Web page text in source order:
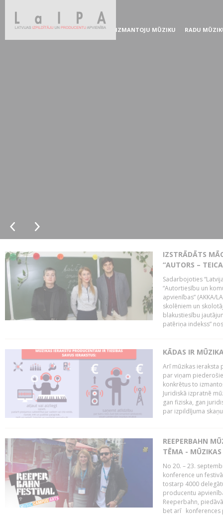
IZMANTOJU MŪZIKU RADU
IZSTRĀDĀTS
“AUTORS –
Sadarbojoties
“Autortiesību un
apvienības” (AKKA/
skolēniem un
blakustiesību
patēriņa indekss”
KĀDAS IR
Arī mūzikas ieraksta
par viņam
konkrētus to
Juridiskā izpratnē
gan fiziska, gan
par izpildījuma
REEPERBAHN
TĒMA -
No 20. – 23.
konference un
tostarp 4000
producentu
Reeperbahn,
bet arī konferences